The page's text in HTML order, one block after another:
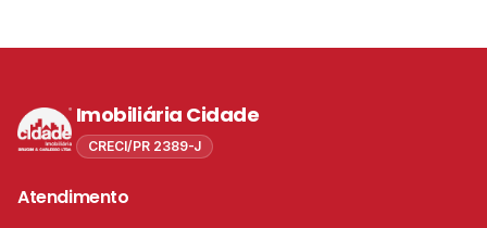
Imobiliária Cidade
CRECI/PR 2389-J
Atendimento